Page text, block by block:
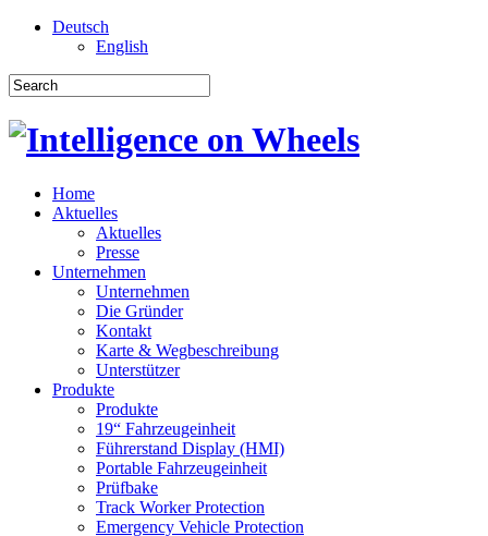
Deutsch
English
Home
Aktuelles
Aktuelles
Presse
Unternehmen
Unternehmen
Die Gründer
Kontakt
Karte & Wegbeschreibung
Unterstützer
Produkte
Produkte
19“ Fahrzeugeinheit
Führerstand Display (HMI)
Portable Fahrzeugeinheit
Prüfbake
Track Worker Protection
Emergency Vehicle Protection